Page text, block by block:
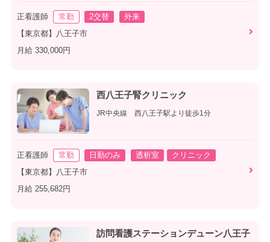
正看護師 常勤 2交替
外来
【東京都】八王子市
月給 330,000円
西八王子腎クリニック
JR中央線 西八王子駅より徒歩1分
正看護師 常勤 日勤のみ 透析室
クリニック
【東京都】八王子市
月給 255,682円
訪問看護ステーションデューン八王子